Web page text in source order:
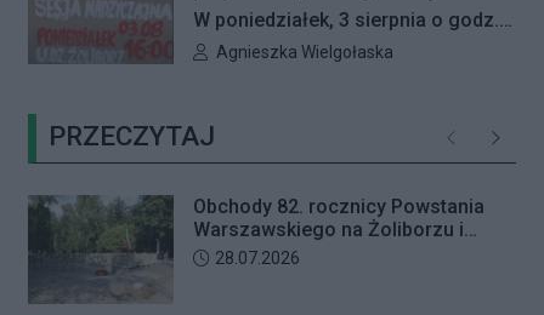
usiłowania oszustwa i decyzją sądu
trafił na trzy miesiące do aresztu.
4 do 6 sierpnia Kino Wisła zaprasza
na Fiestę Kina Hiszpańskiego.
W poniedziałek, 3 sierpnia o godz.
16:00 odbędzie się nadzwyczajna
obywatelskiej inicjatywy
uchwałodawczej dotyczącej
zaniechania budowy przy ul.
Ficowskiego.
Autor artykułu:
Agnieszka Wielgołaska
PRZECZYTAJ Poprzednie
Obchody 82. rocznicy Powstania
Warszawskiego na Żoliborzu i
Bielanach
Data dodania artykułu:
28.07.2026